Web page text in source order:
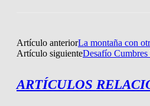
Artículo anteriorLa montaña con
Artículo siguienteDesafío
ARTÍCULOS